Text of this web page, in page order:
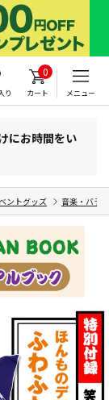
り
0
カート メニュー
にお時間をい
ントグッズ 音楽・バラ